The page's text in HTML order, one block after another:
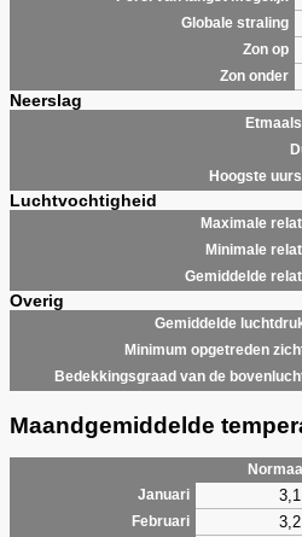
Globale straling
Zon op
Zon onder
Neerslag
Hoogste
Luchtvochtigheid
Maximale
Minimale
Gemiddelde
Overig
Gemiddelde
Minimum opgetreden
Bedekkingsgraad van de
Maandgemiddelde
Normaal
Januari
3,1
Februari 3,2